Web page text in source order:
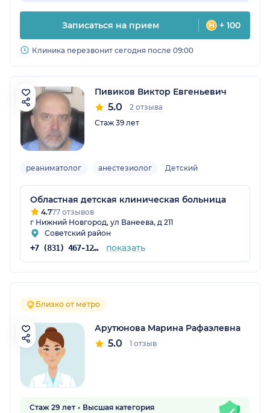
Записаться на прием + 100
Клиника перезвонит сегодня после 09:00
Пивиков Виктор Евгеньевич
5.0
2 отзыва
Стаж 39 лет
реаниматолог анестезиолог Детский
Областная детская клиническая больница
4.777 отзывов
г Нижний Новгород, ул Ванеева, д 211
Советский район
+7 (831) 467-12-60 показать
Близко от метро
Арутюнова Марина Рафаэлевна
5.0 1 отзыв
Стаж 29 лет
Высшая категория